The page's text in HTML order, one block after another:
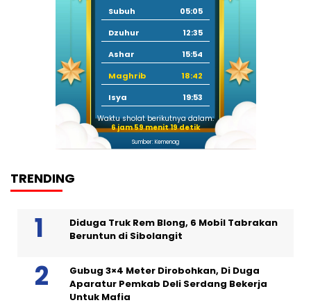
Subuh
05:05
Dzuhur
12:35
Ashar
15:54
Maghrib
18:42
Isya
19:53
Waktu sholat berikutnya dalam:
6 jam 59 menit 19 detik
Sumber: Kemenag
TRENDING
Diduga Truk Rem Blong, 6 Mobil Tabrakan
Beruntun di Sibolangit
Gubug 3×4 Meter Dirobohkan, Di Duga
Aparatur Pemkab Deli Serdang Bekerja
Untuk Mafia